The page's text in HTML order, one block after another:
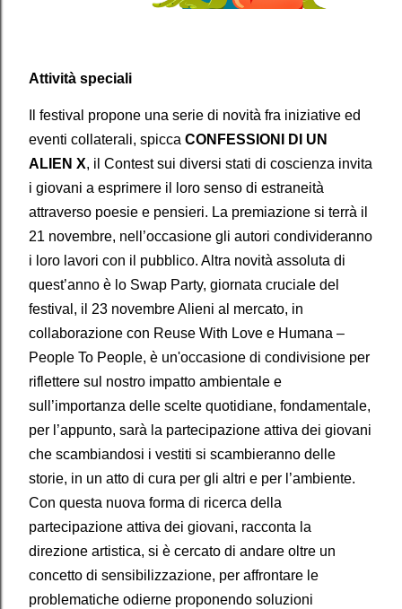
Attività speciali
Il festival propone una serie di novità fra iniziative ed
eventi collaterali, spicca CONFESSIONI DI UN
ALIEN X, il Contest sui diversi stati di coscienza invita
i giovani a esprimere il loro senso di estraneità
attraverso poesie e pensieri. La premiazione si terrà il
21 novembre, nell’occasione gli autori condivideranno
i loro lavori con il pubblico. Altra novità assoluta di
quest’anno è lo Swap Party, giornata cruciale del
festival, il 23 novembre Alieni al mercato, in
collaborazione con Reuse With Love e Humana –
People To People, è un'occasione di condivisione per
riflettere sul nostro impatto ambientale e
sull’importanza delle scelte quotidiane, fondamentale,
per l’appunto, sarà la partecipazione attiva dei giovani
che scambiandosi i vestiti si scambieranno delle
storie, in un atto di cura per gli altri e per l’ambiente.
Con questa nuova forma di ricerca della
partecipazione attiva dei giovani, racconta la
direzione artistica, si è cercato di andare oltre un
concetto di sensibilizzazione, per affrontare le
problematiche odierne proponendo soluzioni